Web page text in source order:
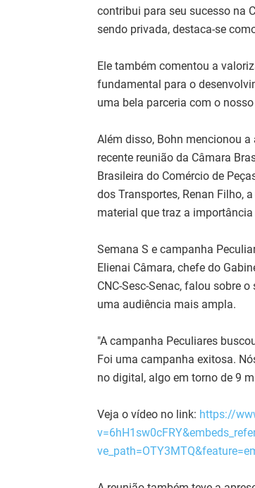
contribui para seu sucesso na
sendo privada, destaca-se
Ele também comentou a
fundamental para o
uma bela parceria com o
Além disso, Bohn mencionou a
recente reunião da Câmara
Brasileira do Comércio de
dos Transportes, Renan Filho,
material que traz a
Semana S e campanha
Elienai Câmara, chefe do
CNC-Sesc-Senac, falou sobre
uma audiência mais ampla.
"A campanha Peculiares
Foi uma campanha exitosa.
no digital, algo em torno de 9
Veja o vídeo no link: https://